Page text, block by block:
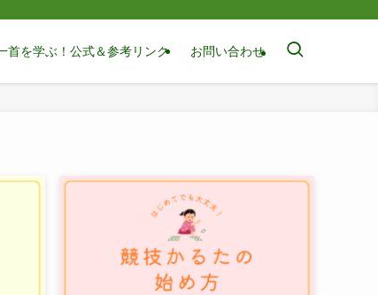
首を学ぶ！公式＆参考リンク お問い合わせ